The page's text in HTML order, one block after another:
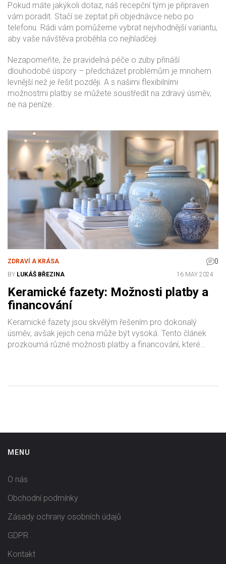
Pokud máte jakýkoli dotaz, náš recepční tým je připraven
vám poradit. Stačí se zeptat při objednávce nebo po
telefonu. Rádi vám pomůžeme vybrat nejvhodnější variantu,
aby vaše návštěva proběhla co nejhladčeji.
Nezapomeňte, že pravidelná péče o zuby přináší
dlouhodobé úspory – předcházet problémům je mnohem
levnější než je řešit později. A s našimi flexibilními
možnostmi platby se můžete soustředit na zdravý úsměv,
ne na peníze.
ZDRAVÍ A KRÁSA 0
BY LUKÁŠ BŘEZINA 16 MAY 2024
Keramické fazety: Možnosti platby a
financování
Keramické fazety jsou skvělým řešením pro dokonalý
úsměv, avšak jejich cena může být vysoká. Tento článek
prozkoumá různé možnosti platby a financování, které
pomohou dosáhnout úsměvu vašich snů.
MENU
O nás
Obchodní podmínky
Zásady ochrany osobních údajů
GDPR
Kontakt